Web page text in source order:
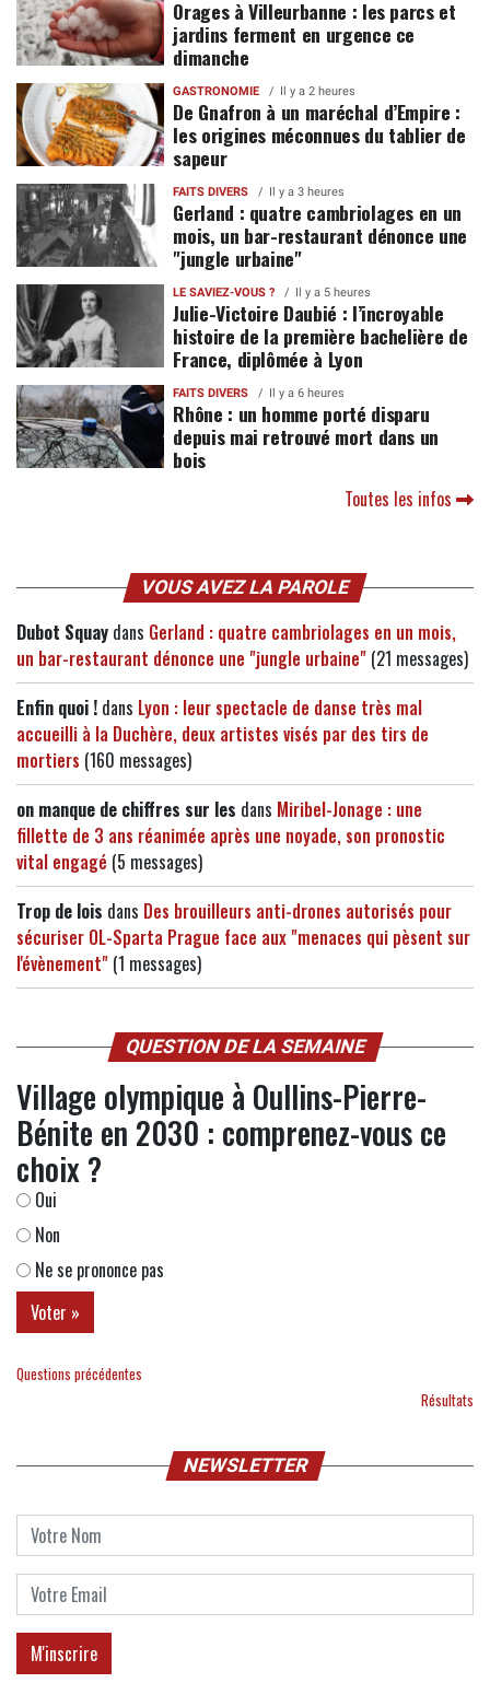
Orages à Villeurbanne : les parcs et
jardins ferment en urgence ce
dimanche
GASTRONOMIE Il y a 2 heures
De Gnafron à un maréchal d’Empire :
les origines méconnues du tablier de
sapeur
FAITS DIVERS Il y a 3 heures
Gerland : quatre cambriolages en un
mois, un bar-restaurant dénonce une
"jungle urbaine"
LE SAVIEZ-VOUS ? Il y a 5 heures
Julie-Victoire Daubié : l’incroyable
histoire de la première bachelière de
France, diplômée à Lyon
FAITS DIVERS Il y a 6 heures
Rhône : un homme porté disparu
depuis mai retrouvé mort dans un
bois
Toutes les infos
VOUS AVEZ LA PAROLE
Dubot Squay dans Gerland : quatre cambriolages en un mois,
un bar-restaurant dénonce une "jungle urbaine" (21 messages)
Enfin quoi ! dans Lyon : leur spectacle de danse très mal
accueilli à la Duchère, deux artistes visés par des tirs de
mortiers (160 messages)
on manque de chiffres sur les dans Miribel-Jonage : une
fillette de 3 ans réanimée après une noyade, son pronostic
vital engagé (5 messages)
Trop de lois dans Des brouilleurs anti-drones autorisés pour
sécuriser OL-Sparta Prague face aux "menaces qui pèsent sur
l'évènement" (1 messages)
QUESTION DE LA SEMAINE
Village olympique à Oullins-Pierre-
Bénite en 2030 : comprenez-vous ce
choix ?
Oui
Non
Ne se prononce pas
Questions précédentes
Résultats
NEWSLETTER